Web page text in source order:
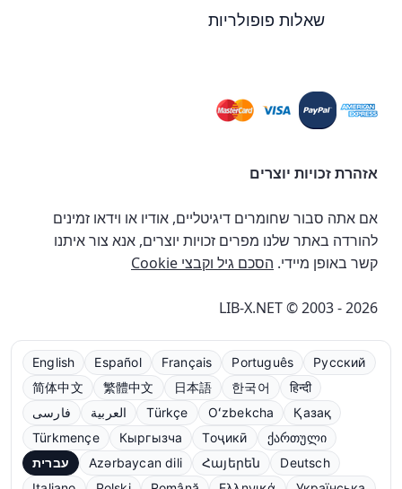
שאלות פופולריות
אזהרת זכויות יוצרים
אם אתה סבור שחומרים דיגיטליים, אודיו או וידאו זמינים
להורדה באתר שלנו מפרים זכויות יוצרים, אנא צור איתנו
קשר באופן מיידי. הסכם גיל וקבצי Cookie
LIB-X.NET © 2003 - 2026
English Español Français Português
Русский
简体中文
繁體中文 日本語 한국어
हिन्दी
فارسی
العربية Türkçe Oʻzbekcha
Қазақ
Türkmençe
Кыргызча Тоҷикӣ
ქართული
עברית
Azərbaycan dili Հայերեն
Deutsch